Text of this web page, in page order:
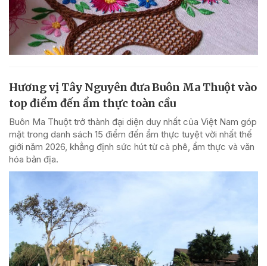
Hương vị Tây Nguyên đưa Buôn Ma Thuột vào
top điểm đến ẩm thực toàn cầu
Buôn Ma Thuột trở thành đại diện duy nhất của Việt Nam góp
mặt trong danh sách 15 điểm đến ẩm thực tuyệt vời nhất thế
giới năm 2026, khẳng định sức hút từ cà phê, ẩm thực và văn
hóa bản địa.